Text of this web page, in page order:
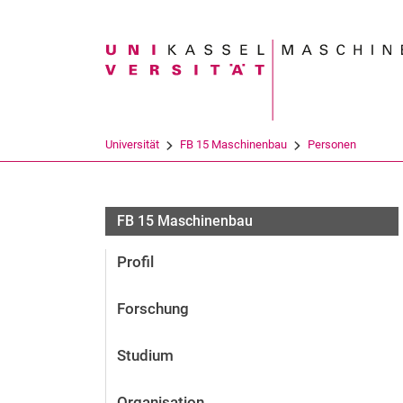
Suchbegriff
Universität FB 15 Maschinenbau Personen
FB 15 Maschinenbau
Profil
Forschung
Studium